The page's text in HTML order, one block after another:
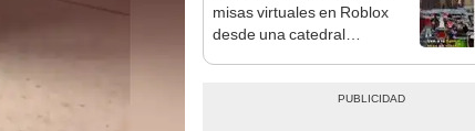
misas virtuales en Roblox
desde una catedral